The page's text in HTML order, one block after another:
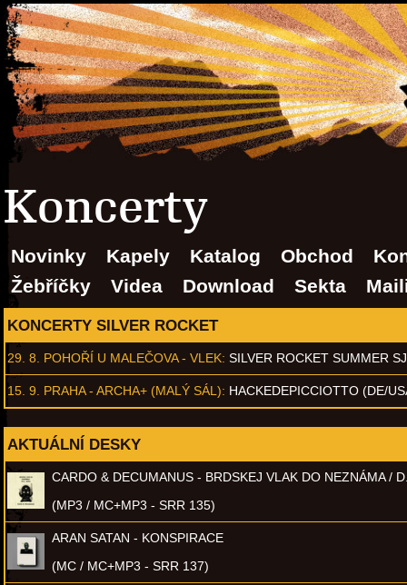
Koncerty
Novinky Kapely Katalog Obchod
Žebříčky
Videa Download Sekta
KONCERTY SILVER ROCKET
29. 8. POHOŘÍ U MALEČOVA - VLEK: SILVER ROCKET SUMMER
15. 9. PRAHA - ARCHA+ (MALÝ SÁL): HACKEDEPICCIOTTO (DE/
AKTUÁLNÍ DESKY
CARDO & DECUMANUS - BRDSKEJ VLAK DO NEZNÁMA /
(MP3 / MC+MP3 - SRR 135)
ARAN SATAN - KONSPIRACE
(MC / MC+MP3 - SRR 137)